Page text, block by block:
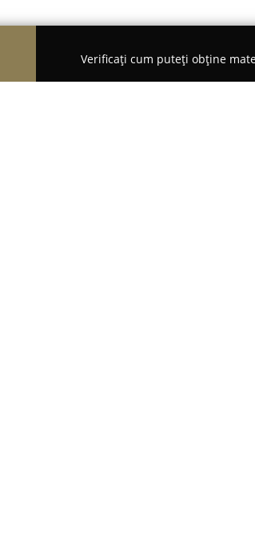
Verificați cum puteți obține